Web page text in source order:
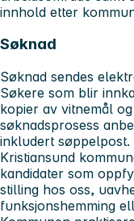
innhold etter
Søknad
Søknad sendes
Søkere som blir
kopier av vitnemål
søknadsprosess
inkludert søppelpost.
Kristiansund
kandidater som
stilling hos oss,
funksjonshemming